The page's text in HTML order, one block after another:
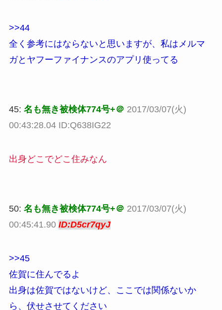
>>44
全く参考にはならないと思いますが、私はメルマ
ガとヤフーファイナンスのアプリ使ってる
45: 名も無き被検体774号+＠ 2017/03/07(火)
00:43:28.04 ID:Q638IG22
出身どこでどこ住みなん
50: 名も無き被検体774号+＠ 2017/03/07(火)
00:45:41.90 ID:D5cr7qyJ
>>45
佐賀に住んでるよ
出身は佐賀ではないけど、ここでは関係ないか
ら、伏せさせてください